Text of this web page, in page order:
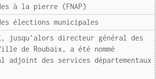
à la pierre (FNAP)
élections municipales
jusqu'alors directeur général des
de Roubaix, a été nommé
adjoint des services départementaux